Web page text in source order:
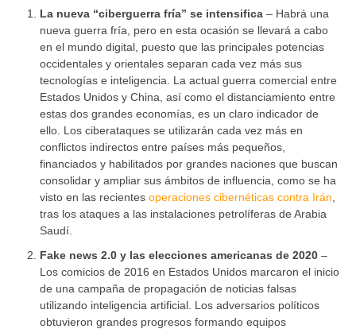
La nueva “ciberguerra fría” se intensifica – Habrá una
nueva guerra fría, pero en esta ocasión se llevará a cabo
en el mundo digital, puesto que las principales potencias
occidentales y orientales separan cada vez más sus
tecnologías e inteligencia. La actual guerra comercial entre
Estados Unidos y China, así como el distanciamiento entre
estas dos grandes economías, es un claro indicador de
ello. Los ciberataques se utilizarán cada vez más en
conflictos indirectos entre países más pequeños,
financiados y habilitados por grandes naciones que buscan
consolidar y ampliar sus ámbitos de influencia, como se ha
visto en las recientes operaciones cibernéticas contra Irán
tras los ataques a las instalaciones petrolíferas de Arabia
Saudí.
Fake news 2.0 y las elecciones americanas de 2020 –
Los comicios de 2016 en Estados Unidos marcaron el inicio
de una campaña de propagación de noticias falsas
utilizando inteligencia artificial. Los adversarios políticos
obtuvieron grandes progresos formando equipos